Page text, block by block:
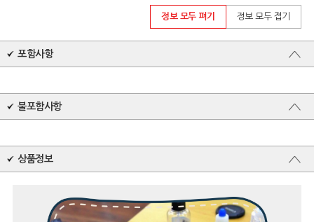
정보 모두 접기
정보 모두 펴기
포함사항
불포함사항
상품정보